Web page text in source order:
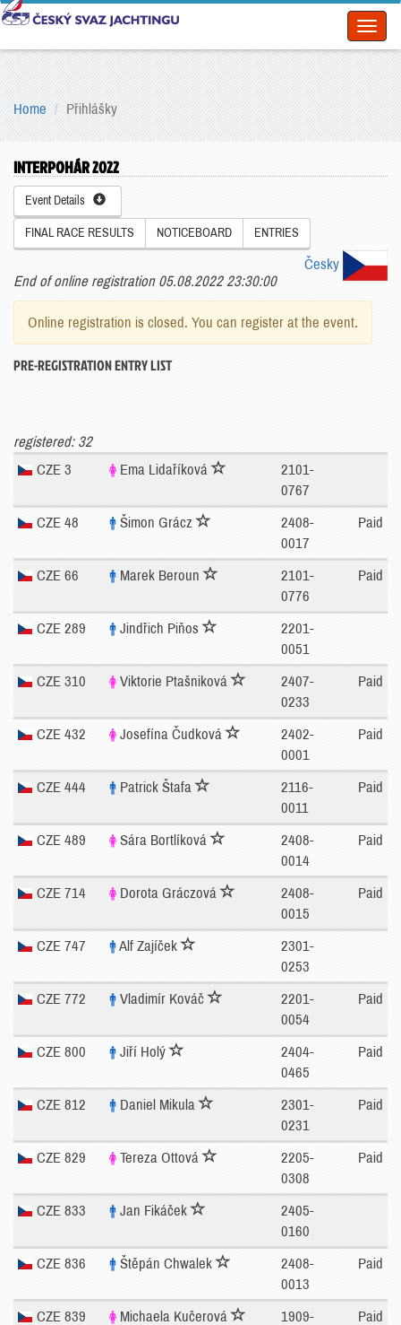
Home Přihlášky
INTERPOHÁR 2022
Event Details
FINAL RACE RESULTS NOTICEBOARD ENTRIES
Česky
End of online registration 05.08.2022 23:30:00
Online registration is closed. You can register at the event.
PRE-REGISTRATION ENTRY LIST
registered: 32
CZE 3
Ema Lidaříková
2101-
0767
CZE 48 Šimon Grácz
2408-
0017
Paid
CZE 66 Marek Beroun
2101-
0776
Paid
CZE 289 Jindřich Piňos
2201-
0051
CZE 310 Viktorie Ptašniková
2407-
0233
Paid
CZE 432 Josefína Čudková
2402-
0001
Paid
CZE 444 Patrick Štafa
2116-
0011
Paid
CZE 489 Sára Bortlíková
2408-
0014
Paid
CZE 714 Dorota Gráczová
2408-
0015
Paid
CZE 747 Alf Zajíček
2301-
0253
CZE 772 Vladimír Kováč
2201-
0054
Paid
CZE 800 Jiří Holý
2404-
0465
Paid
CZE 812 Daniel Mikula
2301-
0231
Paid
CZE 829 Tereza Ottová
2205-
0308
Paid
CZE 833 Jan Fikáček
2405-
0160
CZE 836 Štěpán Chwalek
2408-
0013
Paid
CZE 839 Michaela Kučerová
1909-
Paid